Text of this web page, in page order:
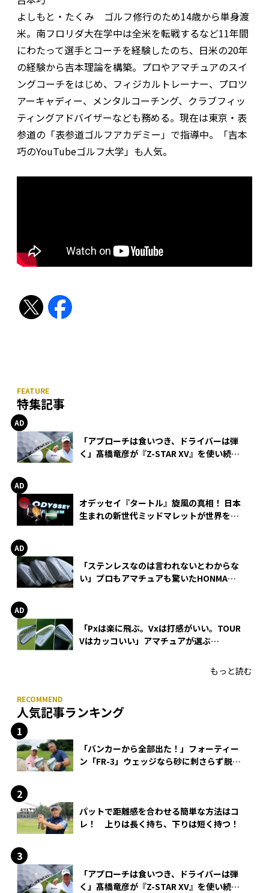
よしもと・たくみ ゴルフ修行のため14歳から単身渡
米。南フロリダ大在学中は全米を転戦するなど11年間
にわたって選手とコーチを経験したのち、日米の20年
の経験から吉本理論を構築。プロやアマチュアのスイ
ングコーチをはじめ、フィジカルトレーナー、プロツ
アーキャディー、メンタルコーチング、クラブフィッ
ティングアドバイザーなども務める。現在は東京・表
参道の「表参道ゴルフアカデミー」で指導中。「吉本
巧のYouTubeゴルフ大学」も人気。
特集記事
「アプローチは食いつき、ドライバーは弾
く」髙橋竜彦が『Z-STAR XV』を使い続け
オデッセイ『タートル』旋風の真相！ 日本
生まれの新世代ミッドマレットが世界を席
「ステンレスなのは言われないとわからな
い」プロもアマチュアも驚いたHONMA
「Pxは楽に飛ぶ。Vxは打感がいい。TOUR
Vはカッコいい」アマチュアが選ぶ
もっと読む
人気記事ランキング
「バンカーから全部出た！」フォーティー
ン「FR-3」ウェッジなら砂に刺さらず脱出
パットで距離感を合わせる簡単な方法はコ
レ！ 上りは長く持ち、下りは短く持つ！
「アプローチは食いつき、ドライバーは弾
く」髙橋竜彦が『Z-STAR XV』を使い続け